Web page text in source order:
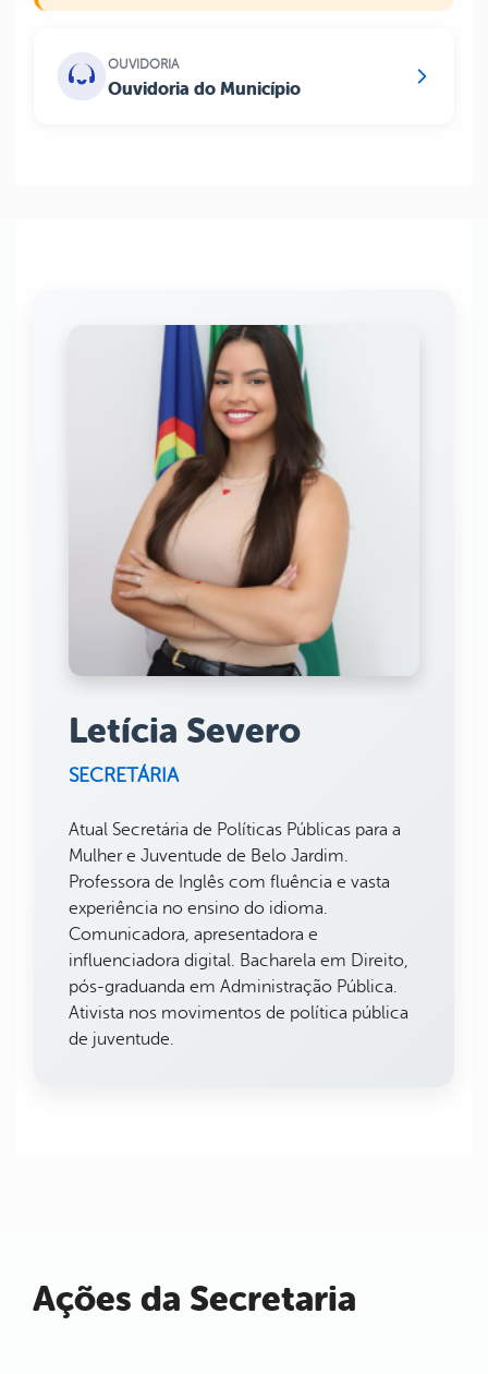
OUVIDORIA
Ouvidoria do Município
Letícia Severo
SECRETÁRIA
Atual Secretária de Políticas Públicas para a
Mulher e Juventude de Belo Jardim.
Professora de Inglês com fluência e vasta
experiência no ensino do idioma.
Comunicadora, apresentadora e
influenciadora digital. Bacharela em Direito,
pós-graduanda em Administração Pública.
Ativista nos movimentos de política pública
de juventude.
Ações da Secretaria